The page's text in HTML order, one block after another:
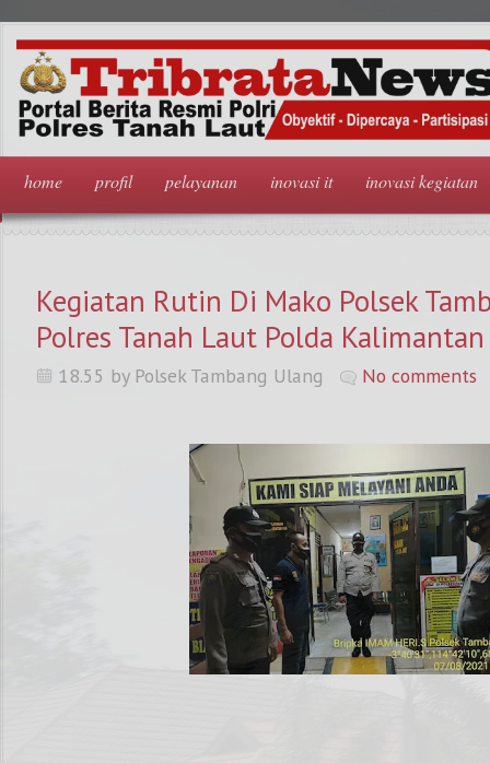
home profil pelayanan inovasi it inovasi kegiatan
Kegiatan Rutin Di Mako Polsek
Polres Tanah Laut Polda
18.55 by Polsek Tambang Ulang No comments